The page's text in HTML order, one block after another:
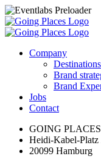
Company
Brand
Brand
Jobs
Contact
GOING
Heidi-Kabel-Platz
20099 Hamburg